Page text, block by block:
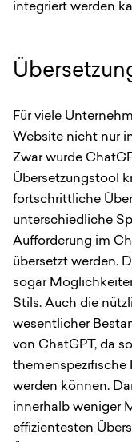
integriert werden
Für viele
Website nicht nur
Zwar wurde
Übersetzungstool
fortschrittliche
unterschiedliche
Aufforderung im
übersetzt werden.
sogar
Stils. Auch die
wesentlicher
von ChatGPT, da
werden können.
innerhalb weniger
effizientesten